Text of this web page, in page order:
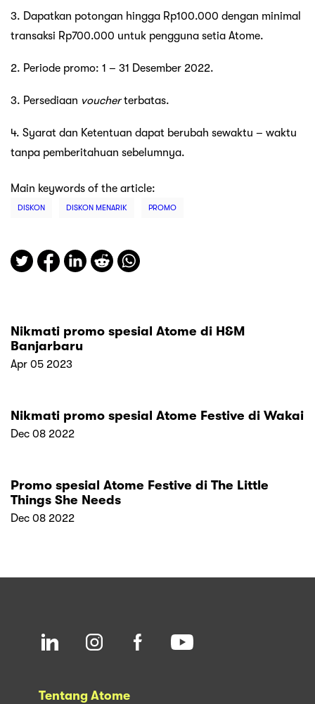
3. Dapatkan potongan hingga Rp100.000 dengan minimal
transaksi Rp700.000 untuk pengguna setia Atome.
2. Periode promo: 1 – 31 Desember 2022.
3. Persediaan voucherterbatas.
4. Syarat dan Ketentuan dapat berubah sewaktu – waktu
tanpa pemberitahuan sebelumnya.
Main keywords of the article:
DISKON DISKON MENARIK PROMO
Nikmati promo spesial Atome di H&M
Banjarbaru
Apr 05 2023
Nikmati promo spesial Atome Festive di Wakai
Dec 08 2022
Promo spesial Atome Festive di The Little
Things She Needs
Dec 08 2022
Tentang Atome